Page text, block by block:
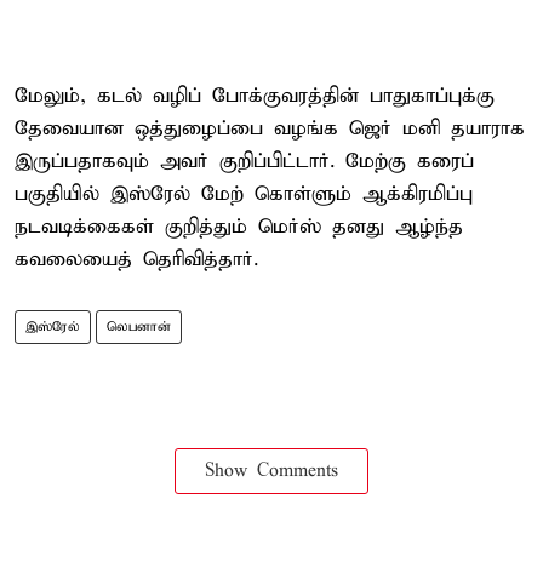
மேலும், கடல் வழிப் போக்குவரத்தின் பாதுகாப்புக்கு
தேவையான ஒத்துழைப்பை வழங்க ஜெர் மனி தயாராக
இருப்பதாகவும் அவர் குறிப்பிட்டார். மேற்கு கரைப்
பகுதியில் இஸ்ரேல் மேற் கொள்ளும் ஆக்கிரமிப்பு
நடவடிக்கைகள் குறித்தும் மெர்ஸ் தனது ஆழ்ந்த
கவலையைத் தெரிவித்தார்.
இஸ்ரேல் லெபனான்
Show Comments